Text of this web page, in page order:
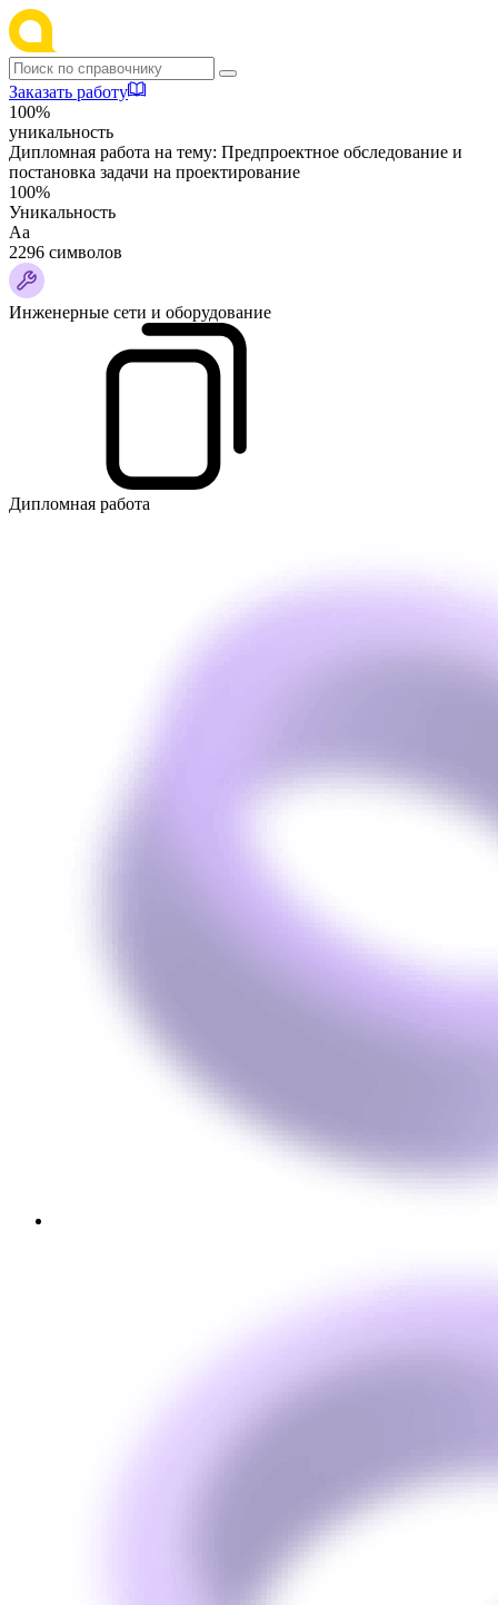
Заказать работу
100%
уникальность
Дипломная работа на тему: Предпроектное обследование и
постановка задачи на проектирование
100%
Уникальность
Аа
2296 символов
Инженерные сети и оборудование
Дипломная работа